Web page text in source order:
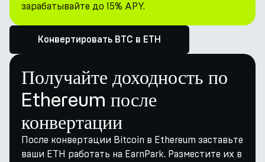
зарабатывайте до 15% APY.
Конвертировать BTC в ETH
Получайте доходность по
Ethereum после
конвертации
После конвертации Bitcoin в Ethereum заставьте
ваши ETH работать на EarnPark. Разместите их в